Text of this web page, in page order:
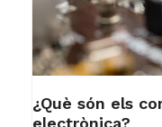
¿Què són els
electrònica?